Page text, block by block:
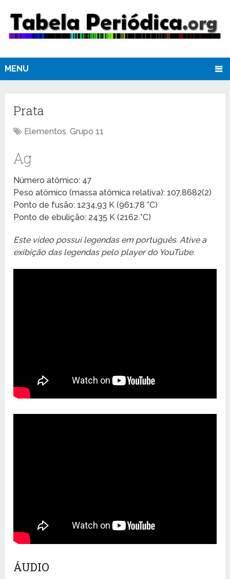
MENU
Prata
Elementos,Grupo 11
Ag
Número atômico: 47
Peso atômico (massa atômica relativa): 107,8682(2)
Ponto de fusão: 1234,93 K (961,78 °C)
Ponto de ebulição: 2435 K (2162 °C)
Este vídeo possui legendas em português. Ative a
exibição das legendas pelo player do YouTube.
ÁUDIO